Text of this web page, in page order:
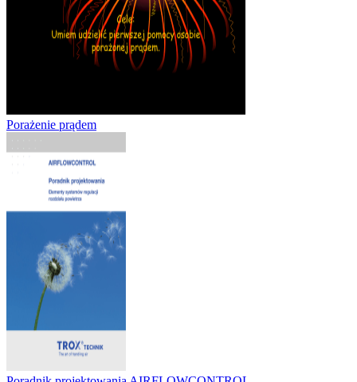
Porażenie prądem